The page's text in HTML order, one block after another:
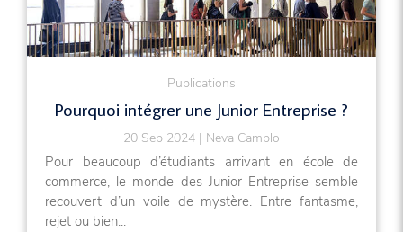
Publications
Pourquoi intégrer une Junior Entreprise ?
20 Sep 2024 Neva Camplo
Pour beaucoup d’étudiants arrivant en école de
commerce, le monde des Junior Entreprise semble
recouvert d’un voile de mystère. Entre fantasme,
rejet ou bien...